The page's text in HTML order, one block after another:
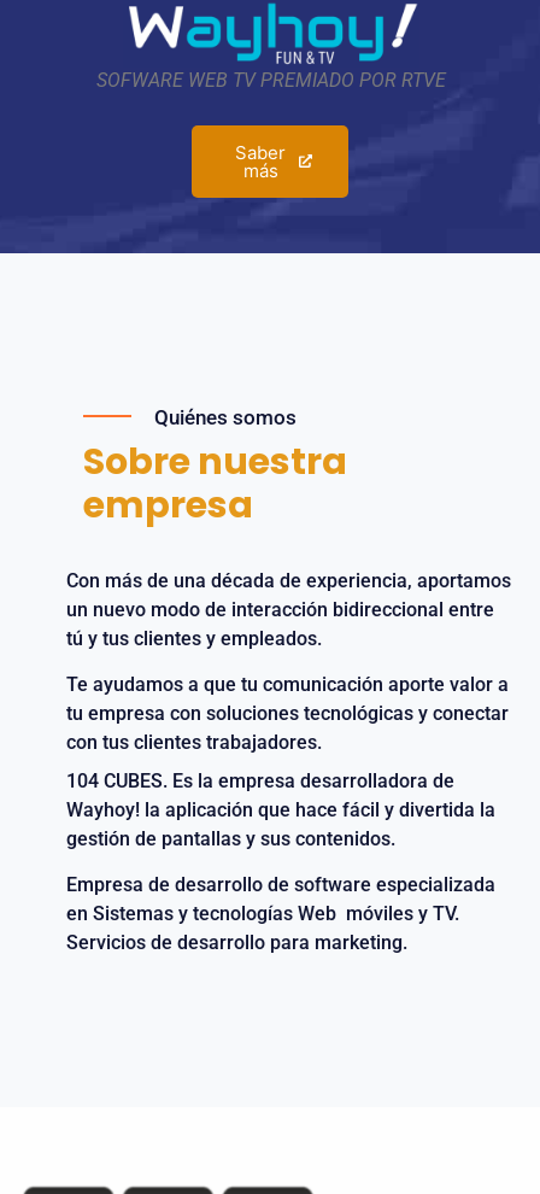
SOFWARE WEB TV PREMIADO POR RTVE
Saber
más
Quiénes somos
Sobre nuestra
empresa
Con más de una década de experiencia, aportamos
un nuevo modo de interacción bidireccional entre
tú y tus clientes y empleados.
Te ayudamos a que tu comunicación aporte valor a
tu empresa con soluciones tecnológicas y conectar
con tus clientes trabajadores.
104 CUBES. Es la empresa desarrolladora de
Wayhoy! la aplicación que hace fácil y divertida la
gestión de pantallas y sus contenidos.
Empresa de desarrollo de software especializada
en Sistemas y tecnologías Web móviles y TV.
Servicios de desarrollo para marketing.